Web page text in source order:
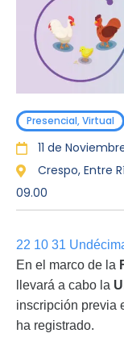
Presencial, Virtual
11 de
Crespo, Entre
09.00
22 10 31
En el marco de la
llevará a cabo la
inscripción previa
ha registrado.